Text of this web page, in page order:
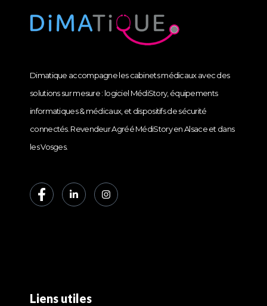
Dimatique accompagne les cabinets médicaux avec des
solutions sur mesure : logiciel MédiStory, équipements
informatiques & médicaux, et dispositifs de sécurité
connectés. Revendeur Agréé MédiStory en Alsace et dans
les Vosges.
Liens utiles